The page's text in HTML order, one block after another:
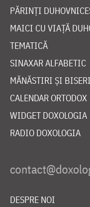
PĂRINȚI
MAICI CU VIAȚĂ
TEMATICĂ
SINAXAR ALFABETIC
MĂNĂSTIRI ȘI
CALENDAR ORTODOX
WIDGET DOXOLOGIA
RADIO DOXOLOGIA
DESPRE NOI